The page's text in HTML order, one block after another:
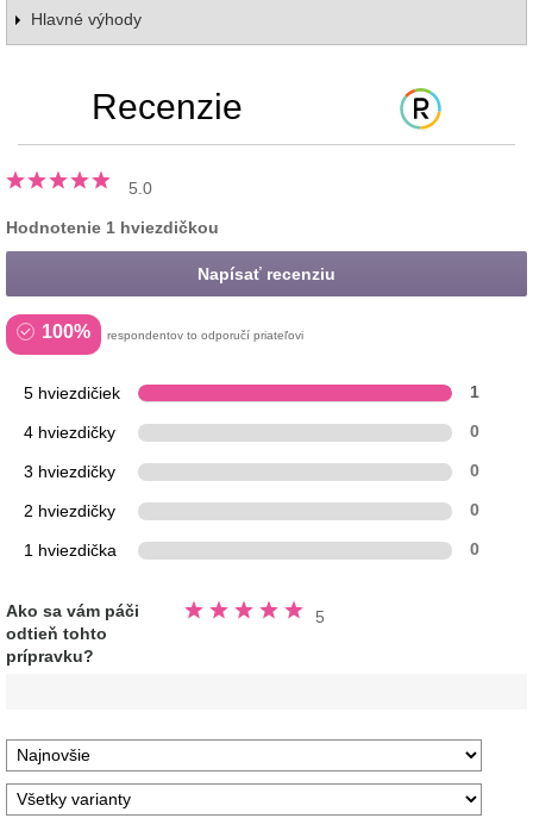
Hlavné výhody
Recenzie
5.0
Hodnotenie 1 hviezdičkou
Napísať recenziu
100% respondentov to odporučí priateľovi
5 hviezdičiek 1
4 hviezdičky 0
3 hviezdičky 0
2 hviezdičky 0
1 hviezdička 0
Ako sa vám páči
odtieň tohto
prípravku?
5
Hodnotené
5.0